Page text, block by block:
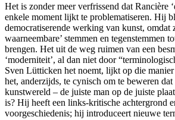
Het is zonder meer verfrissend dat Rancière
enkele moment lijkt te problematiseren. Hij
democratiserende werking van kunst, omdat
waarneembare’ stemmen en tegenstemmen
brengen. Het uit de weg ruimen van een
‘moderniteit’, al dan niet door
Sven Lütticken het noemt, lijkt op die
het, anderzijds, te cynisch om te beweren
kunstwereld – de juiste man op de juiste
is? Hij heeft een links-kritische achtergrond
voorgeschiedenis; hij introduceert nieuwe